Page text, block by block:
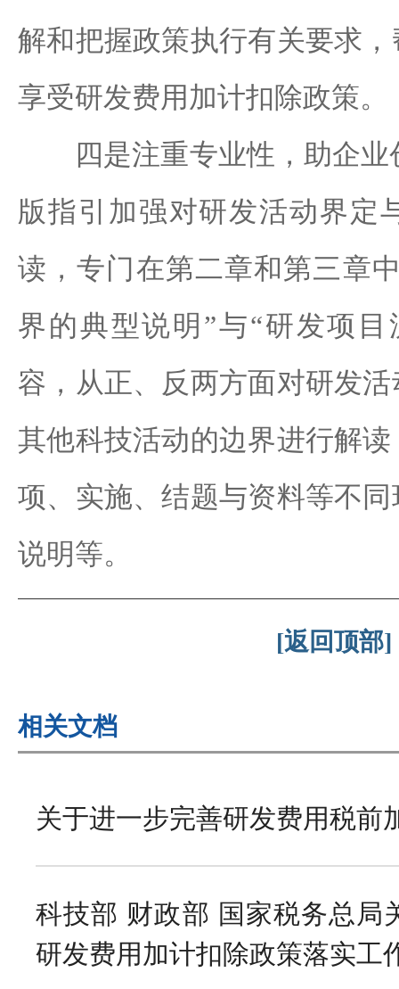
解和把握政策执行有关要求
享受研发费用加计扣除政策。
四是注重专业性，助企业
版指引加强对研发活动界定
读，专门在第二章和第三章
界的典型说明”与“研发项
容，从正、反两方面对研发
其他科技活动的边界进行解
项、实施、结题与资料等不
说明等。
[返回顶部]
相关文档
关于进一步完善研发费用税前
科技部 财政部 国家税务总局
研发费用加计扣除政策落实工